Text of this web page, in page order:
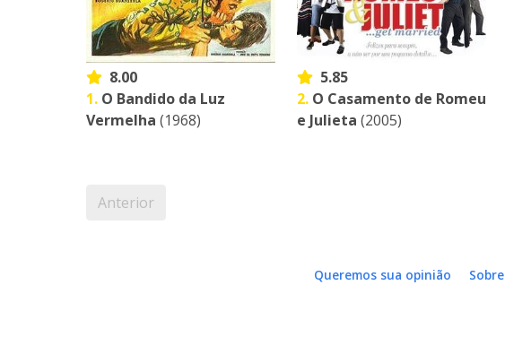
8.00
1. O Bandido da Luz
Vermelha (1968)
5.85
2. O Casamento de Romeu
e Julieta (2005)
Anterior
Queremos sua opinião Sobre